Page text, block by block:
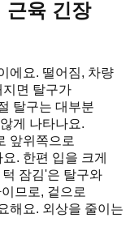
근육 긴장
에요. 떨어짐, 차량
면 탈구가
탈구는 대부분
게 나타나요.
앞위쪽으로
. 한편 입을 크게
잠김'은 탈구와
므로, 겉으로
해요. 외상을 줄이는